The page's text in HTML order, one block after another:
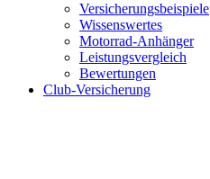
Versicherungsbeispiele
Wissenswertes
Motorrad-Anhänger
Leistungsvergleich
Bewertungen
Club-Versicherung